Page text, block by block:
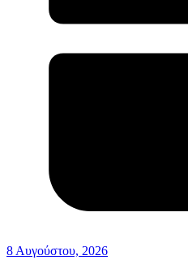
8 Αυγούστου, 2026